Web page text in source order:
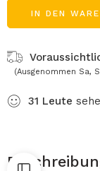
IN DEN
(Ausgenommen Sa,
31 Leute